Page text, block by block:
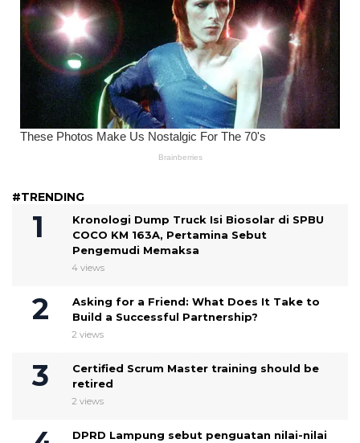
#TRENDING
Kronologi Dump Truck Isi Biosolar di SPBU
COCO KM 163A, Pertamina Sebut
Pengemudi Memaksa
4 views
Asking for a Friend: What Does It Take to
Build a Successful Partnership?
2 views
Certified Scrum Master training should be
retired
2 views
DPRD Lampung sebut penguatan nilai-nilai